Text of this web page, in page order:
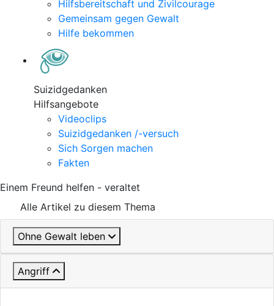
Hilfsbereitschaft und Zivilcourage
Gemeinsam gegen Gewalt
Hilfe bekommen
Suizidgedanken
Hilfsangebote
Videoclips
Suizidgedanken /-versuch
Sich Sorgen machen
Fakten
Einem Freund helfen - veraltet
Alle Artikel zu diesem Thema
Ohne Gewalt leben
Angriff